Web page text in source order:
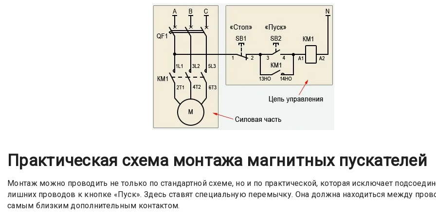
Практическая схема монтажа магнитных пускателей
Монтаж можно проводить не только по стандартной схеме, но и по практической, которая исключает
лишних проводов к кнопке «Пуск». Здесь ставят специальную перемычку. Она должна находиться между
самым близким дополнительным контактом.